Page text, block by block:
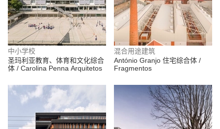
中小学校
圣玛利亚教育、体育和文化综合
体 / Carolina Penna Arquitetos
混合用途建筑
António Granjo 住宅综合体 /
Fragmentos